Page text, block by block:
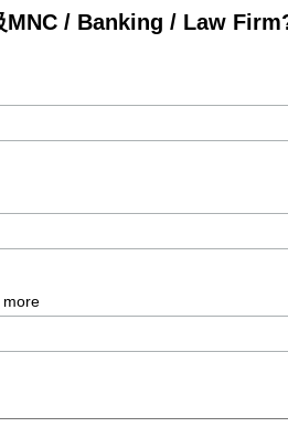
/ Banking / Law
more